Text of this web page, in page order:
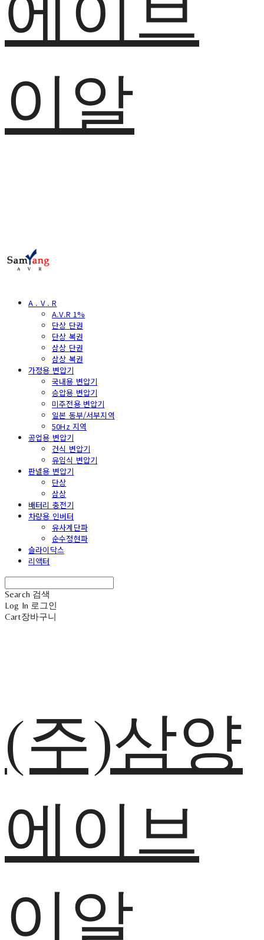
이알
A . V . R
A.V.R 1%
단상 단권
단상 복권
삼상 단권
삼상 복권
가정용 변압기
국내용 변압기
승압용 변압기
미주전용 변압기
일본 동부/서부지역
50Hz 지역
공업용 변압기
건식 변압기
유입식 변압기
판넬용 변압기
단상
삼상
배터리 충전기
차량용 인버터
유사계단파
순수정현파
슬라이닥스
리액터
Search 검색
Log In 로그인
Cart장바구니
(주)삼양
에이브
이알